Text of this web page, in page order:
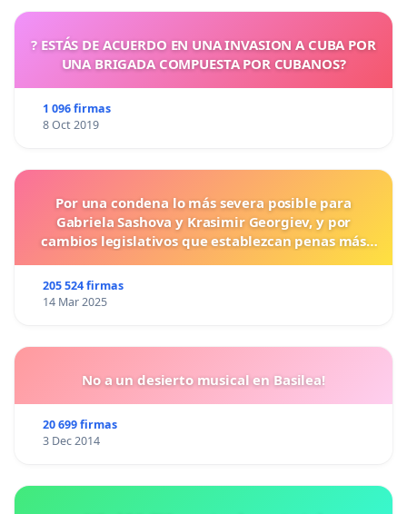
? ESTÁS DE ACUERDO EN UNA INVASION A CUBA POR
UNA BRIGADA COMPUESTA POR CUBANOS?
1 096 firmas
8 Oct 2019
Por una condena lo más severa posible para
Gabriela Sashova y Krasimir Georgiev, y por
cambios legislativos que establezcan penas más
205 524 firmas
14 Mar 2025
No a un desierto musical en Basilea!
20 699 firmas
3 Dec 2014